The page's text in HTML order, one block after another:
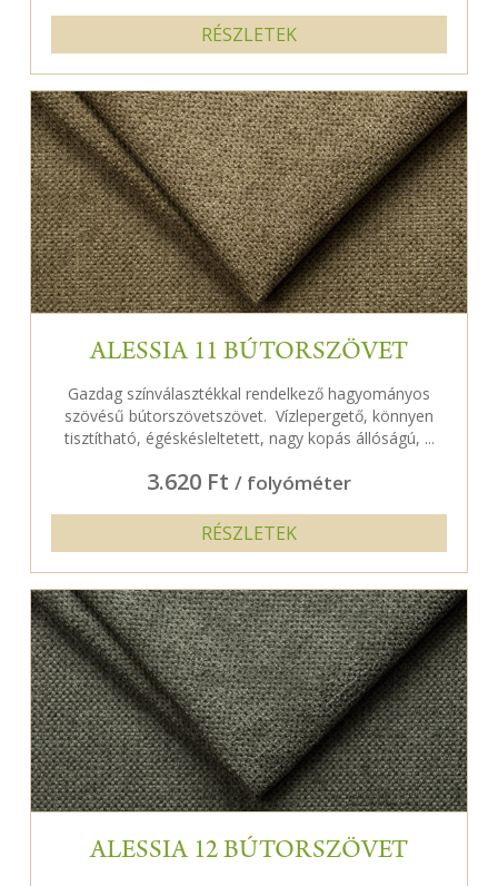
RÉSZLETEK
ALESSIA 11 BÚTORSZÖVET
Gazdag színválasztékkal rendelkező hagyományos
szövésű bútorszövetszövet. Vízlepergető, könnyen
tisztítható, égéskésleltetett, nagy kopás állóságú, ...
3.620 Ft / folyóméter
RÉSZLETEK
ALESSIA 12 BÚTORSZÖVET